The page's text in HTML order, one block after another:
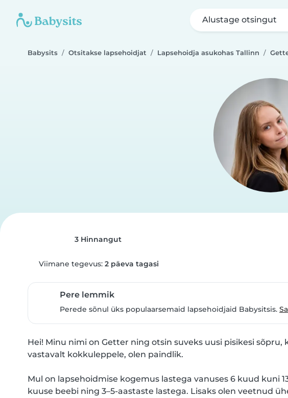
Alustage otsingut
Babysits Otsitakse lapsehoidjat Lapsehoidja asukohas Tallinn
3 Hinnangut
Viimane tegevus: 2 päeva tagasi
Pere lemmik
Perede sõnul üks populaarsemaid lapsehoidjaid Babysitsis.
Hei! Minu nimi on Getter ning otsin suveks uusi pisikesi
vastavalt kokkuleppele, olen paindlik.
Mul on lapsehoidmise kogemus lastega vanuses 6 kuud kuni
kuuse beebi ning 3–5-aastaste lastega. Lisaks olen veetnud